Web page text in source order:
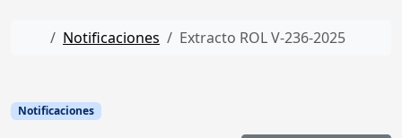
Home
Notificaciones Extracto ROL V-236-2025
Notificaciones